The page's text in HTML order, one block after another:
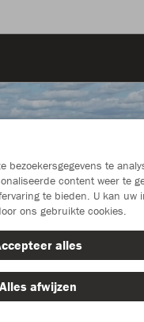
bezoekersgegevens te
content weer te
te bieden. U kan uw
ons gebruikte cookies.
alles
Alles afwijzen